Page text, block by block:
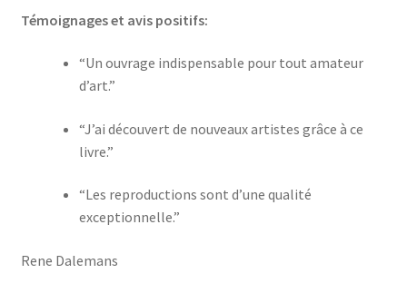
Témoignages et avis positifs:
“Un ouvrage indispensable pour tout amateur
d’art.”
“J’ai découvert de nouveaux artistes grâce à ce
livre.”
“Les reproductions sont d’une qualité
exceptionnelle.”
Rene Dalemans